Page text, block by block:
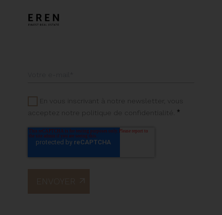
En vous inscrivant à notre newsletter, vous
acceptez notre politique de confidentialité. *